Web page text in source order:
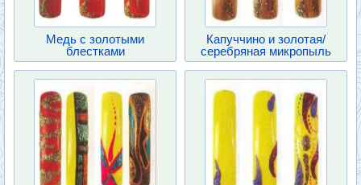
Медь с золотыми
блестками
Капуччино и золотая/
серебряная микропыль